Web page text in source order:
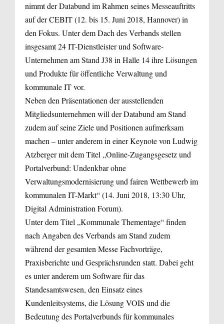
nimmt der Databund im Rahmen seines Messeauftritts
auf der CEBIT (12. bis 15. Juni 2018, Hannover) in
den Fokus. Unter dem Dach des Verbands stellen
insgesamt 24 IT-Dienstleister und Software-
Unternehmen am Stand J38 in Halle 14 ihre Lösungen
und Produkte für öffentliche Verwaltung und
kommunale IT vor.
Neben den Präsentationen der ausstellenden
Mitgliedsunternehmen will der Databund am Stand
zudem auf seine Ziele und Positionen aufmerksam
machen – unter anderem in einer Keynote von Ludwig
Atzberger mit dem Titel „Online-Zugangsgesetz und
Portalverbund: Undenkbar ohne
Verwaltungsmodernisierung und fairen Wettbewerb im
kommunalen IT-Markt“ (14. Juni 2018, 13:30 Uhr,
Digital Administration Forum).
Unter dem Titel „Kommunale Thementage“ finden
nach Angaben des Verbands am Stand zudem
während der gesamten Messe Fachvorträge,
Praxisberichte und Gesprächsrunden statt. Dabei geht
es unter anderem um Software für das
Standesamtswesen, den Einsatz eines
Kundenleitsystems, die Lösung VOIS und die
Bedeutung des Portalverbunds für kommunales